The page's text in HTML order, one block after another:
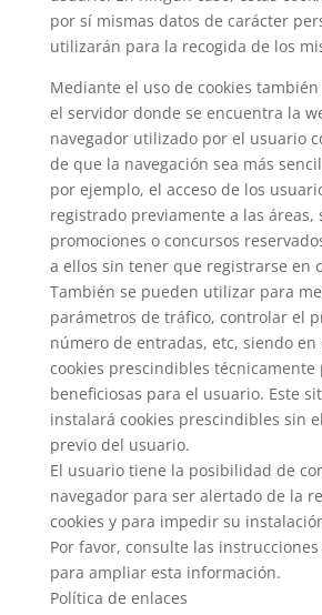
por sí mismas datos de carácter
utilizarán para la recogida de los
Mediante el uso de cookies
el servidor donde se encuentra la
navegador utilizado por el usuario
de que la navegación sea más
por ejemplo, el acceso de los
registrado previamente a las áreas,
promociones o concursos
a ellos sin tener que registrarse en
También se pueden utilizar para
parámetros de tráfico, controlar el
número de entradas, etc, siendo en
cookies prescindibles técnicamente
beneficiosas para el usuario. Este
instalará cookies prescindibles sin
previo del usuario.
El usuario tiene la posibilidad de
navegador para ser alertado de la
cookies y para impedir su
Por favor, consulte las
para ampliar esta información.
Política de enlaces